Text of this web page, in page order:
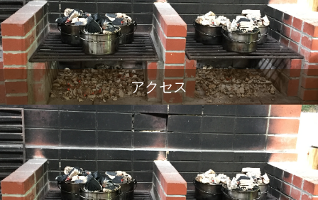
アクセス